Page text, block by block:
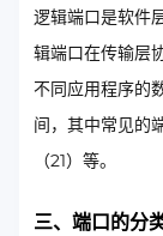
逻辑端口是软件
辑端口在传输层
不同应用程序的
间，其中常见的
（21）等。
三、端口的分